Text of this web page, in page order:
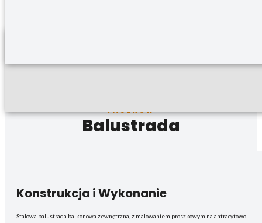
PACZKÓW
Balustrada
Konstrukcja i Wykonanie
Stalowa balustrada balkonowa zewnętrzna, z malowaniem proszkowym na antracytowo.